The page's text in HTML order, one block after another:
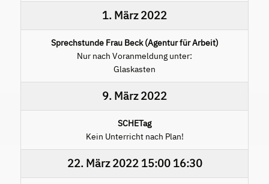
1. März 2022
Sprechstunde Frau Beck (Agentur für Arbeit)
Nur nach Voranmeldung unter:
Glaskasten
9. März 2022
SCHETag
Kein Unterricht nach Plan!
22. März 202215:00 16:30